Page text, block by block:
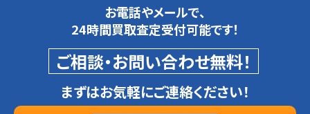
お電話やメールで、
24時間買取査定受付可能です！
ご相談・お問い合わせ無料！
まずはお気軽にご連絡ください！